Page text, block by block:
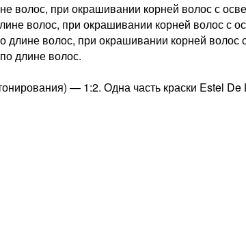
волос, при окрашивании корней волос с
волос, при окрашивании корней волос с
волос, при окрашивании корней волос
длине волос.
— 1:2. Одна часть краски Estel